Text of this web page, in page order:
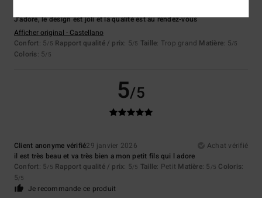
J'adore, le design est joli et la qualité est au rendez-vous
Afficher original - Castellano
Confort: 5/5 Rapport qualité / prix: 5/5 Taille: Trop grand Matière: 5/5
Coloris: 5/5
5/5
Client anonyme vérifié29 janvier 2026
Achat vérifié
il est très beau et va très bien a mon petit fils qui l adore
Confort: 5/5 Rapport qualité / prix: 5/5 Taille: Petit Matière: 5 /5 Coloris:
5/5
Je recommande ce produit